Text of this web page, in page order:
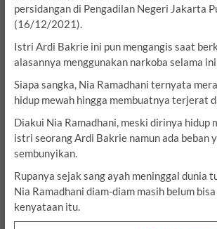
persidangan di Pengadilan Negeri Jakarta
(16/12/2021).
Istri Ardi Bakrie ini pun mengangis saat
alasannya menggunakan narkoba selama ini.
Siapa sangka, Nia Ramadhani ternyata
hidup mewah hingga membuatnya terjerat
Diakui Nia Ramadhani, meski dirinya hidup
istri seorang Ardi Bakrie namun ada beban
sembunyikan.
Rupanya sejak sang ayah meninggal dunia
Nia Ramadhani diam-diam masih belum
kenyataan itu.